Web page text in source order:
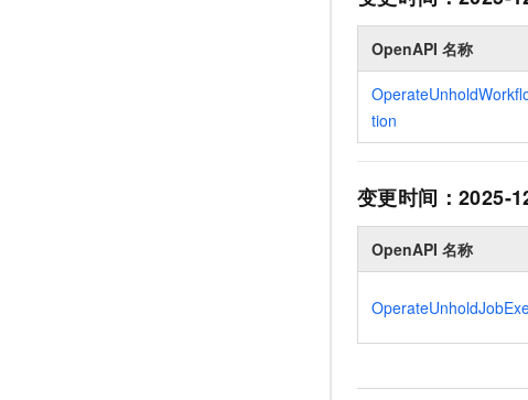
OpenAPI 名称
tion
变更时间： 2025-
OpenAPI 名称